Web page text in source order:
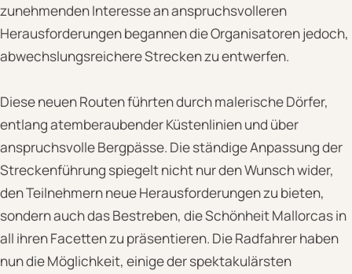
zunehmenden Interesse an anspruchsvolleren
Herausforderungen begannen die Organisatoren jedoch,
abwechslungsreichere Strecken zu entwerfen.
Diese neuen Routen führten durch malerische Dörfer,
entlang atemberaubender Küstenlinien und über
anspruchsvolle Bergpässe. Die ständige Anpassung der
Streckenführung spiegelt nicht nur den Wunsch wider,
den Teilnehmern neue Herausforderungen zu bieten,
sondern auch das Bestreben, die Schönheit Mallorcas in
all ihren Facetten zu präsentieren. Die Radfahrer haben
nun die Möglichkeit, einige der spektakulärsten